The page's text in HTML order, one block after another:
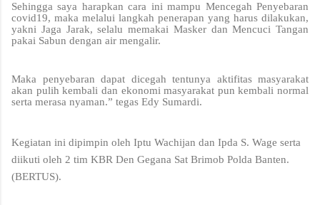
Sehingga saya harapkan cara ini mampu Mencegah Penyebaran
covid19, maka melalui langkah penerapan yang harus dilakukan,
yakni Jaga Jarak, selalu memakai Masker dan Mencuci Tangan
pakai Sabun dengan air mengalir.
Maka penyebaran dapat dicegah tentunya aktifitas masyarakat
akan pulih kembali dan ekonomi masyarakat pun kembali normal
serta merasa nyaman.” tegas Edy Sumardi.
Kegiatan ini dipimpin oleh Iptu Wachijan dan Ipda S. Wage serta
diikuti oleh 2 tim KBR Den Gegana Sat Brimob Polda Banten.
(BERTUS).